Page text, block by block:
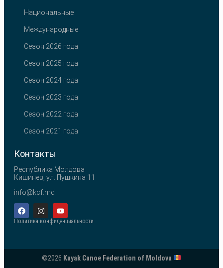
Национальные
Международные
Сезон 2026 года
Сезон 2025 года
Сезон 2024 года
Сезон 2023 года
Сезон 2022 года
Сезон 2021 года
Контакты
Республика Молдова
Кишинев, ул. Пушкина 11
info@kcf.md
Политика конфиденциальности
©2026 Kayak Canoe Federation of Moldova